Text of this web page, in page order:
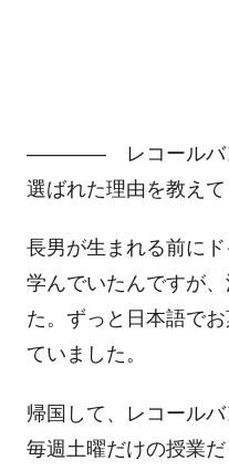
―――― レコールバン
選ばれた理由を教え
長男が生まれる前に
学んでいたんですが
た。ずっと日本語で
ていました。
帰国して、レコール
毎週土曜だけの授業